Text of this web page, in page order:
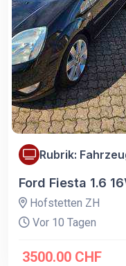
Rubrik:
Ford Fiesta 1.6
Hofstetten ZH
Vor 10 Tagen
3500.00 CHF